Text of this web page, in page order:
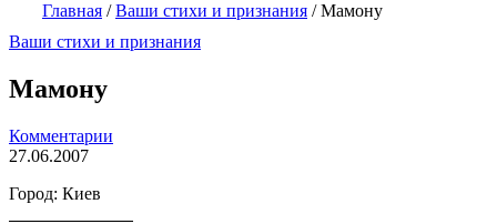
Главная /Ваши стихи и признания /Мамону
Ваши стихи и признания
Мамону
Комментарии
27.06.2007
Город: Киев